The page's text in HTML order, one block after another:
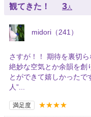
観てきた！ 3人
midori（241）
さすが！！ 期待を裏切
絶妙な空気とか余韻を創
とができて嬉しかったで
人”...
満足度 ★★★★